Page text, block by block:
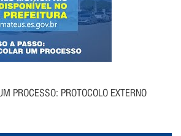
PROCESSO: PROTOCOLO EXTERNO